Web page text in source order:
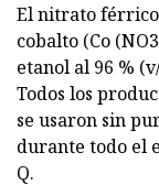
El nitrato férrico
cobalto (Co
etanol al 96 %
Todos los
se usaron sin
durante todo el
Q.